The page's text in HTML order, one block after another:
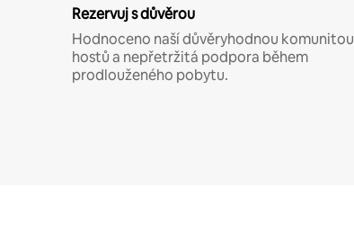
Rezervuj s důvěrou
Hodnoceno naší důvěryhodnou komunitou
hostů a nepřetržitá podpora během
prodlouženého pobytu.